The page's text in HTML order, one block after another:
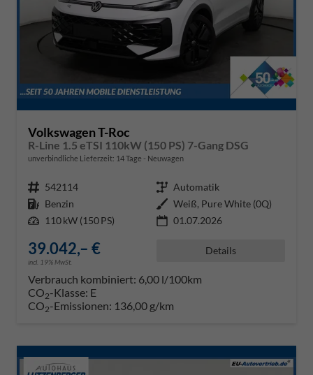
Volkswagen T-Roc
R-Line 1.5 eTSI 110kW (150 PS) 7-Gang DSG
unverbindliche Lieferzeit: 14 Tage Neuwagen
Fahrzeugnr. 542114 Getriebe Automatik
Kraftstoff Benzin Außenfarbe Weiß, Pure White (0Q)
Leistung 110 kW (150 PS) 01.07.2026
39.042,– €
incl. 19% MwSt.
Details
Verbrauch kombiniert: 6,00 l/100km
CO2-Klasse: E
CO2-Emissionen: 136,00 g/km